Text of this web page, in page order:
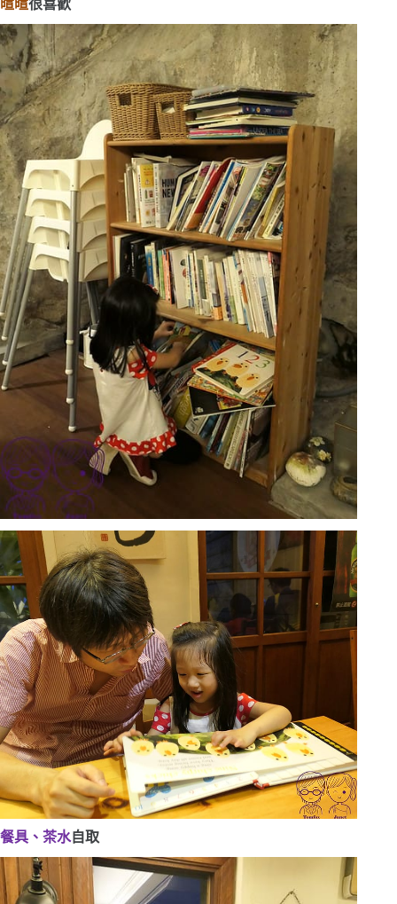
暄暄很喜歡
餐具、茶水自取